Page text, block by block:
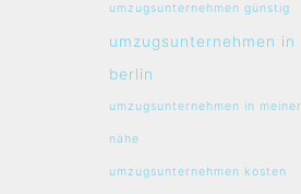
umzugsunternehmen günstig
umzugsunternehmen in
berlin
umzugsunternehmen in meiner
nähe
umzugsunternehmen kosten